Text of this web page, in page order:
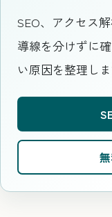
SEO、アクセス
導線を分けずに
い原因を整理しま